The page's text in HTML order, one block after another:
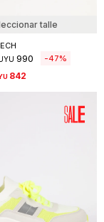
talle
990 47
842